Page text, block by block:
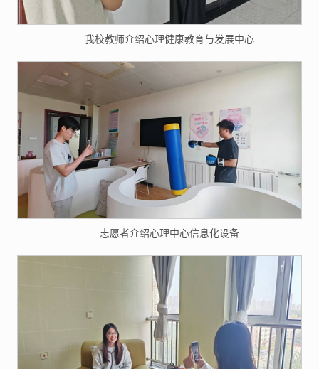
我校教师介绍心理健康教育与发展中心
志愿者介绍心理中心信息化设备